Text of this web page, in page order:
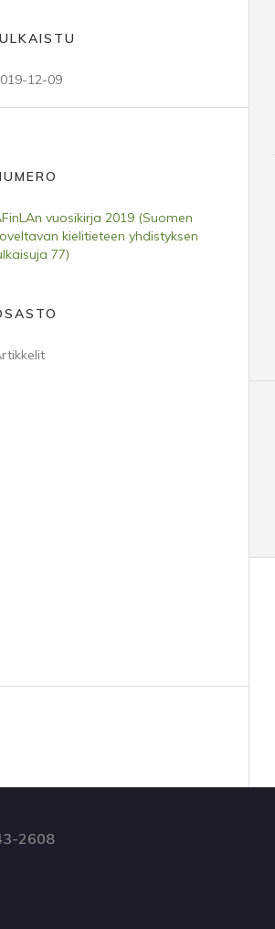
12-09
vuosikirja 2019 (Suomen
kielitieteen yhdistyksen
77)
2608